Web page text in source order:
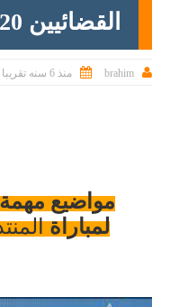
القضائيين 2020

brahim
 منذ 6 سنه تقريبا
مواضيع مهمة
لمباراة